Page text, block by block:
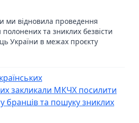
ми відновила проведення
та зниклих безвісти
України в межах проєкту
закликали МКЧХ посилити
бранців та пошуку зниклих